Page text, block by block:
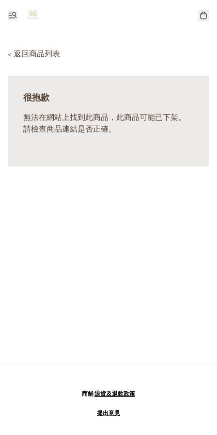
< 返回商品列表
很抱歉
無法在網站上找到此商品，此商品可能已下架。
請檢查商品連結是否正確。
商舖退貨及退款政策
提出意見